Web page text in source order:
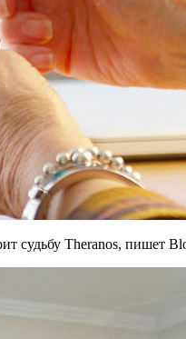
судьбу Theranos, пишет